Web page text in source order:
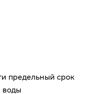
предельный срок
воды